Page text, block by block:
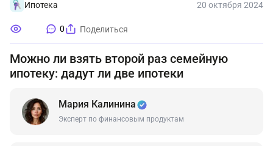
Ипотека 20 октября 2024
0 Поделиться
Можно ли взять второй раз семейную
ипотеку: дадут ли две ипотеки
Мария Калинина
Эксперт по финансовым продуктам